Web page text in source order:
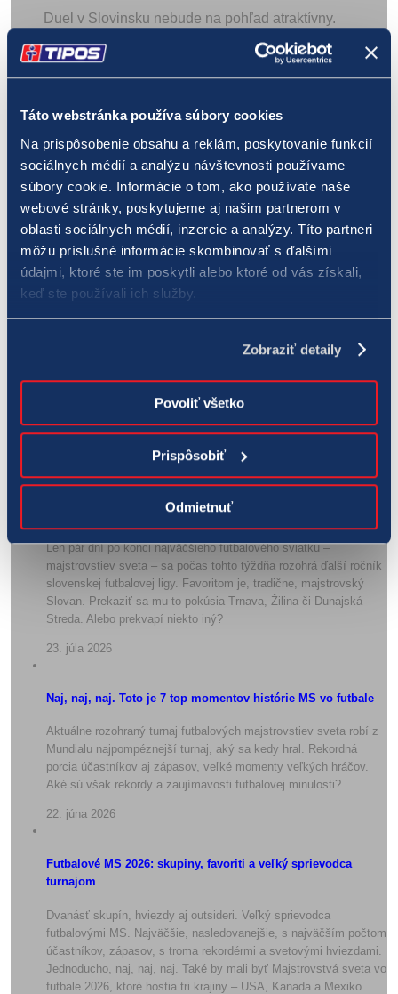
Táto webstránka používa súbory cookies
Na prispôsobenie obsahu a reklám, poskytovanie funkcií
sociálnych médií a analýzu návštevnosti používame
súbory cookie. Informácie o tom, ako používate naše
webové stránky, poskytujeme aj našim partnerom v
oblasti sociálnych médií, inzercie a analýzy. Títo partneri
môžu príslušné informácie skombinovať s ďalšími
údajmi, ktoré ste im poskytli alebo ktoré od vás získali,
keď ste používali ich služby.
Zobraziť detaily
Povoliť všetko
Prispôsobiť
Odmietnuť
Duel v Slovinsku nebude na pohľad atraktívny.
Veľa gólov by padnúť nemalo. Oba tímy vedia, že
im ide o veľa. Podľa toho bude prispôsobená aj
s najlepšími kurzmi od TIPOSU!
ZÁPASOVÁ PONUKA
31. augusta 2021 Novinky,Športové prognózy
Zdieľať článok:
Facebook
Twitter
LinkedIn
Whatsapp
Pinterest
Email
Len pár dní po konci najväčšieho futbalového sviatku –
majstrovstiev sveta – sa počas tohto týždňa rozohrá ďalší ročník
slovenskej futbalovej ligy. Favoritom je, tradične, majstrovský
Slovan. Prekaziť sa mu to pokúsia Trnava, Žilina či Dunajská
Streda. Alebo prekvapí niekto iný?
23. júla 2026
Naj, naj, naj. Toto je 7 top momentov histórie MS vo futbale
Aktuálne rozohraný turnaj futbalových majstrovstiev sveta robí z
Mundialu najpompéznejší turnaj, aký sa kedy hral. Rekordná
porcia účastníkov aj zápasov, veľké momenty veľkých hráčov.
Aké sú však rekordy a zaujímavosti futbalovej minulosti?
22. júna 2026
Futbalové MS 2026: skupiny, favoriti a veľký sprievodca
turnajom
Dvanásť skupín, hviezdy aj outsideri. Veľký sprievodca
futbalovými MS. Najväčšie, nasledovanejšie, s najväčším počtom
účastníkov, zápasov, s troma rekordérmi a svetovými hviezdami.
Jednoducho, naj, naj, naj. Také by mali byť Majstrovstvá sveta vo
futbale 2026, ktoré hostia tri krajiny – USA, Kanada a Mexiko.